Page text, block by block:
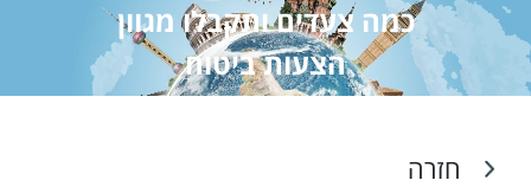
כמה צעדים ותקבלו מגוון
הצעות ביטוח
חזרה